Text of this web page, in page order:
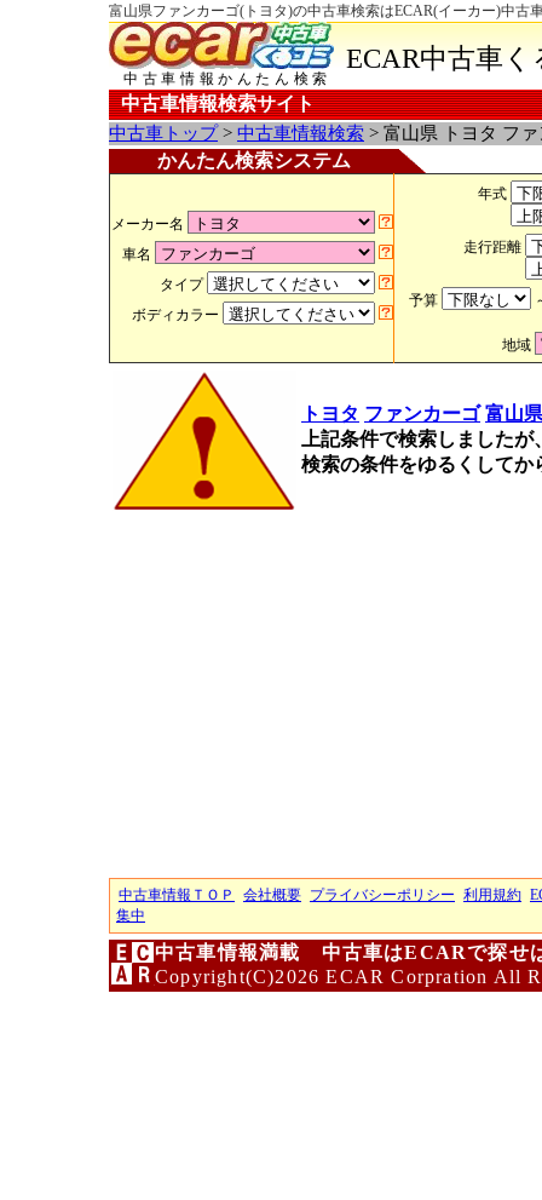
富山県ファンカーゴ(トヨタ)の中古車検索はECAR(イーカー)中古
中古車情報かんたん検索
ECAR中古車
中古車情報検索サイト
中古車トップ> 中古車情報検索 > 富山県 トヨタ フ
かんたん検索システム
メーカー名
車名
タイプ
ボディカラー
年式
走行距離
予算
地域
トヨタ ファンカーゴ 富山県
上記条件で検索しました
検索の条件をゆるくして
中古車情報ＴＯＰ 会社概要 プライバシーポリシー 利用規約
集中
中古車情報満載 中古車はECARで探せ
Copyright(C)2026 ECAR Corpration All